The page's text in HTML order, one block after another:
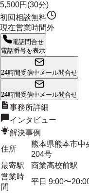
5,500円(30分)
初回相談無料
現在営業時間外
電話問合せ
電話番号を表示
24時間受信中 メール問合せ
24時間受信中 メール問合せ
事務所詳細
インタビュー
解決事例
住所
熊本県熊本市中
204号
最寄駅
商業高校前駅
営業時
間
平日 9:00〜